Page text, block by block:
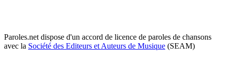
Paroles.net dispose d'un accord de licence de paroles de chansons
avec la Société des Editeurs et Auteurs de Musique (SEAM)